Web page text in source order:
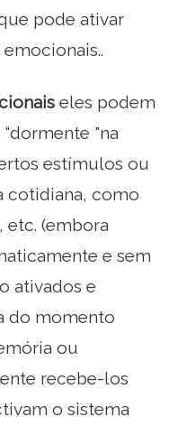
pode ativar
eles podem
"na
estímulos ou
cotidiana, como
etc. (embora
e sem
ativados e
do momento
ou
recebe-los
o sistema